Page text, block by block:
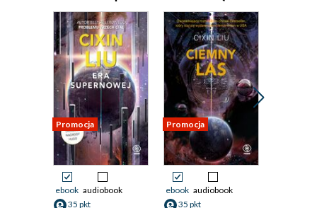
Promocja
ebook audiobook
35 pkt
Promocja
ebook audiobook
35 pkt